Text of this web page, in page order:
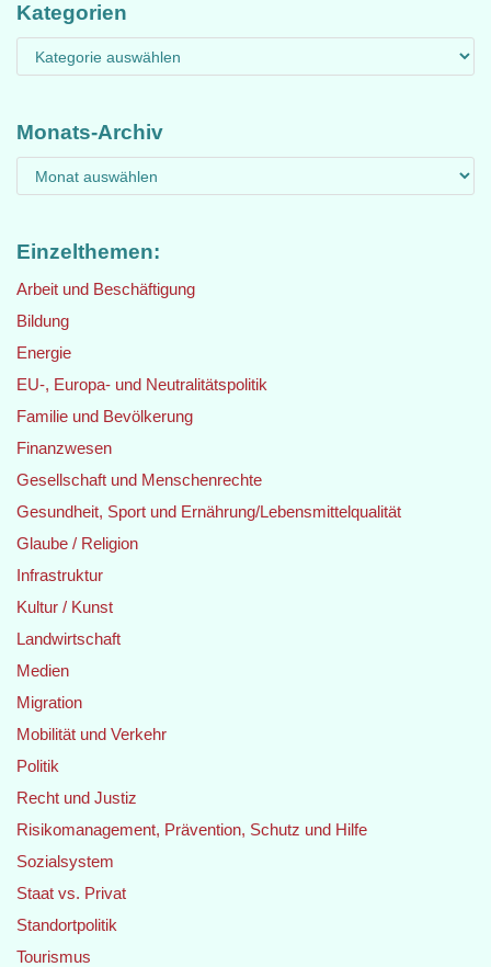
Kategorien
Monats-Archiv
Einzelthemen:
Arbeit und Beschäftigung
Bildung
Energie
EU-, Europa- und Neutralitätspolitik
Familie und Bevölkerung
Finanzwesen
Gesellschaft und Menschenrechte
Gesundheit, Sport und Ernährung/Lebensmittelqualität
Glaube / Religion
Infrastruktur
Kultur / Kunst
Landwirtschaft
Medien
Migration
Mobilität und Verkehr
Politik
Recht und Justiz
Risikomanagement, Prävention, Schutz und Hilfe
Sozialsystem
Staat vs. Privat
Standortpolitik
Tourismus